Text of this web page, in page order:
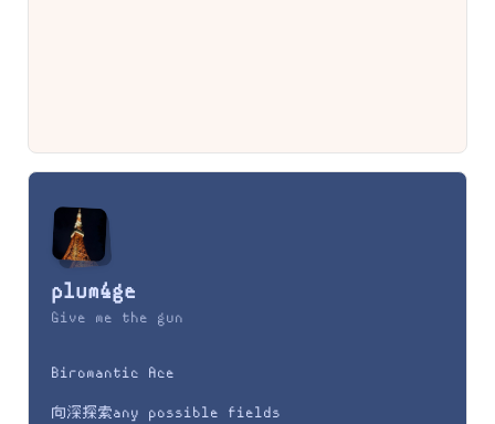
plum4ge
Give me the gun
Biromantic Ace
向深探索any possible fields